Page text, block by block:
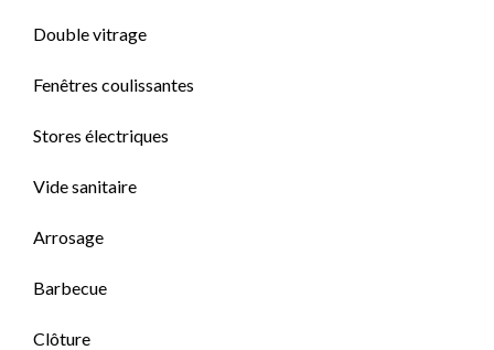
Double vitrage
Fenêtres coulissantes
Stores électriques
Vide sanitaire
Arrosage
Barbecue
Clôture